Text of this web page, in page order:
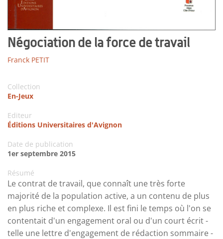
Négociation de la force de travail
Franck PETIT
Collection
En-Jeux
Editeur
Éditions Universitaires d'Avignon
Date de publication
1er septembre 2015
Résumé
Le contrat de travail, que connaît une très forte
majorité de la population active, a un contenu de plus
en plus riche et complexe. Il est fini le temps où l'on se
contentait d'un engagement oral ou d'un court écrit -
telle une lettre d'engagement de rédaction sommaire -